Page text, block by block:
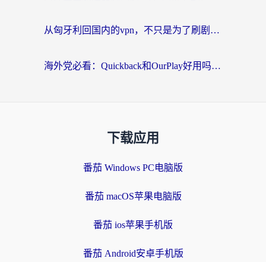
从匈牙利回国内的vpn，不只是为了刷剧那么简单
海外党必看：Quickback和OurPlay好用吗？3分钟选对回国加速器，无缝刷剧玩游戏
下载应用
番茄 Windows PC电脑版
番茄 macOS苹果电脑版
番茄 ios苹果手机版
番茄 Android安卓手机版